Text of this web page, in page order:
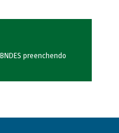
preenchendo